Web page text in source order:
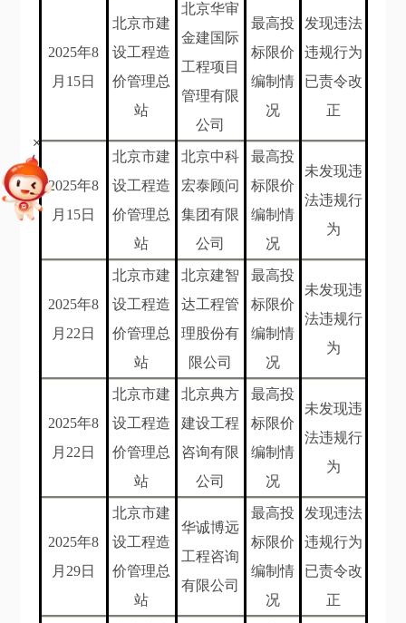
2025年8
月15日
北京市建
设工程造
价管理总
站
北京华审
金建国际
工程项目
管理有限
公司
最高投
标限价
编制情
况
发现违法
违规行为
已责令改
正
2025年8
月15日
北京市建
设工程造
价管理总
站
北京中科
宏泰顾问
集团有限
公司
最高投
标限价
编制情
况
未发现违
法违规行
为
2025年8
月22 日
北京市建
设工程造
价管理总
站
北京建智
达工程管
理股份有
限公司
最高投
标限价
编制情
况
未发现违
法违规行
为
2025年8
月22 日
北京市建
设工程造
价管理总
站
北京典方
建设工程
咨询有限
公司
最高投
标限价
编制情
况
未发现违
法违规行
为
2025年8
月29日
北京市建
设工程造
价管理总
站
华诚博远
工程咨询
有限公司
最高投
标限价
编制情
况
发现违法
违规行为
已责令改
正
+